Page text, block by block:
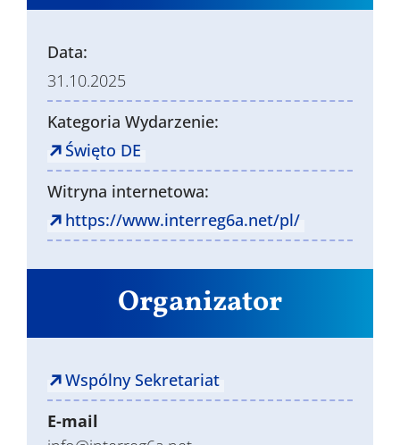
Data:
31.10.2025
Kategoria Wydarzenie:
Święto DE
Witryna internetowa:
https://www.interreg6a.net/pl/
Organizator
Wspólny Sekretariat
E-mail